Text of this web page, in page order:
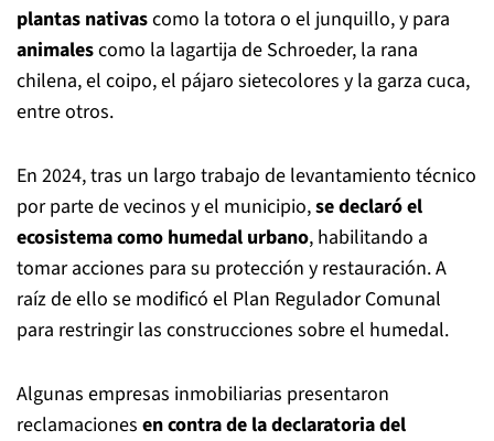
plantas nativascomo la totora o el junquillo, y para
animalescomo la lagartija de Schroeder, la rana
chilena, el coipo, el pájaro sietecolores y la garza cuca,
entre otros.
En 2024, tras un largo trabajo de levantamiento técnico
por parte de vecinos y el municipio,se declaró el
ecosistema como humedal urbano, habilitando a
tomar acciones para su protección y restauración. A
raíz de ello se modificó el Plan Regulador Comunal
para restringir las construcciones sobre el humedal.
Algunas empresas inmobiliarias presentaron
reclamaciones en contra de la declaratoria del